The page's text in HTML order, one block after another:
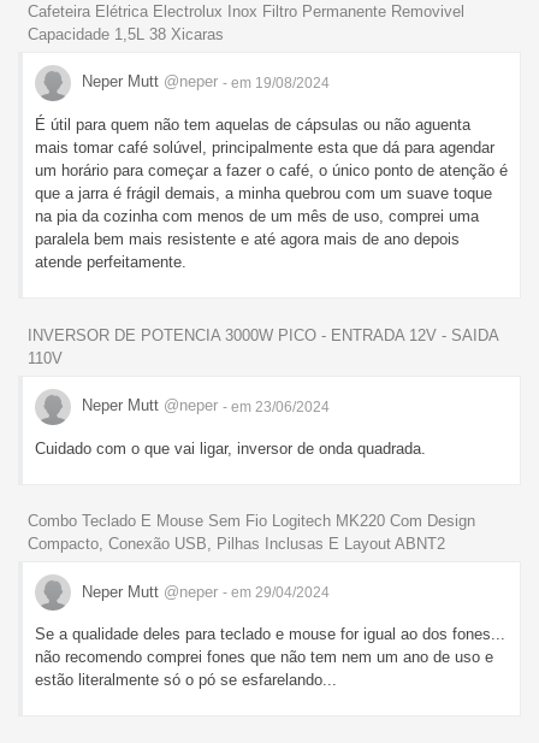
Cafeteira Elétrica Electrolux Inox Filtro Permanente Removivel
Capacidade 1,5L 38 Xicaras
Neper Mutt @neper - em 19/08/2024
É útil para quem não tem aquelas de cápsulas ou não aguenta
mais tomar café solúvel, principalmente esta que dá para agendar
um horário para começar a fazer o café, o único ponto de atenção é
que a jarra é frágil demais, a minha quebrou com um suave toque
na pia da cozinha com menos de um mês de uso, comprei uma
paralela bem mais resistente e até agora mais de ano depois
atende perfeitamente.
INVERSOR DE POTENCIA 3000W PICO - ENTRADA 12V - SAIDA
110V
Neper Mutt @neper - em 23/06/2024
Cuidado com o que vai ligar, inversor de onda quadrada.
Combo Teclado E Mouse Sem Fio Logitech MK220 Com Design
Compacto, Conexão USB, Pilhas Inclusas E Layout ABNT2
Neper Mutt @neper - em 29/04/2024
Se a qualidade deles para teclado e mouse for igual ao dos fones...
não recomendo comprei fones que não tem nem um ano de uso e
estão literalmente só o pó se esfarelando...